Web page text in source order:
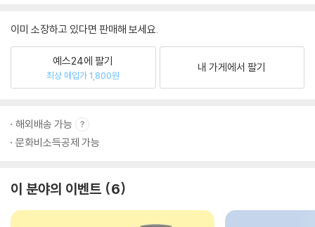
이미 소장하고 있다면 판매해 보세요.
예스24에 팔기
최상 매입가 1,800원
내 가게에서 팔기
해외배송 가능
문화비소득공제 가능
이 분야의 이벤트 6